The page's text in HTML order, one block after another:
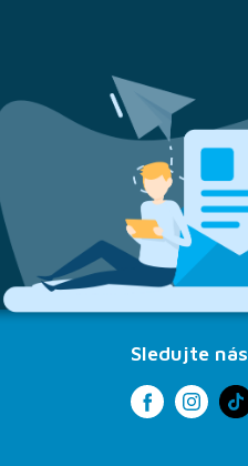
Sledujte nás